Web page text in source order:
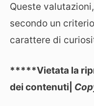
Queste
secondo un
carattere di
*****Vietata la
dei contenuti|